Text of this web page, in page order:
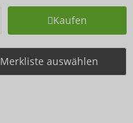
Kaufen
Merkliste auswählen